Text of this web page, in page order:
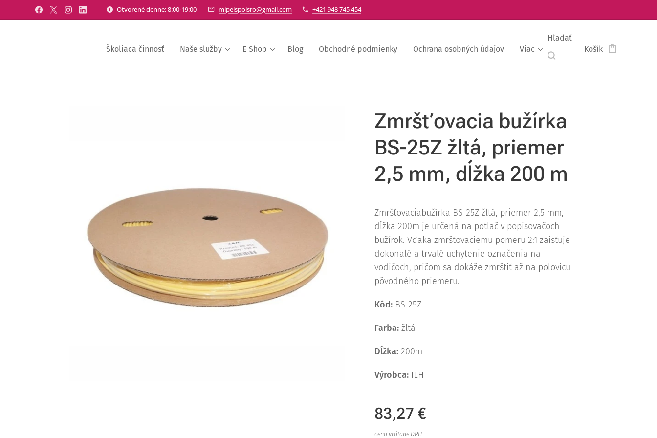
Otvorené denne: 8:00-19:00 mipelspolsro@gmail.com +421 948 745 454
Školiaca činnosť Naše služby E Shop Blog Obchodné podmienky Ochrana osobných údajov Viac
Hľadať
Košík
Zmršťovacia bužírka
BS-25Z žltá, priemer
2,5 mm, dĺžka 200 m
Zmršťovaciabužírka BS-25Z žltá, priemer 2,5 mm,
dĺžka 200m je určená na potlač v popisovačoch
bužírok. Vďaka zmršťovaciemu pomeru 2:1 zaisťuje
dokonalé a trvalé uchytenie označenia na
vodičoch, pričom sa dokáže zmrštiť až na polovicu
pôvodného priemeru.
Kód: BS-25Z
Farba: žltá
Dĺžka:200m
Výrobca: ILH
83,27 €
cena vrátane DPH